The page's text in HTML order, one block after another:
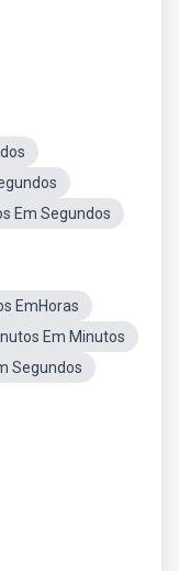
Em Segundos
EmHoras
Em Minutos
Segundos